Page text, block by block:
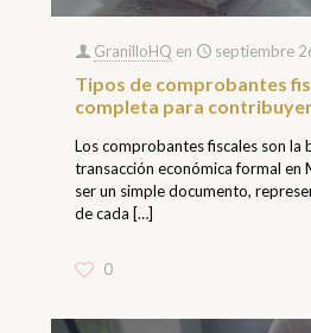
GranilloHQ en septiembre
Tipos de comprobantes
completa para
Los comprobantes fiscales son la
transacción económica formal en
ser un simple documento,
de cada […]
0